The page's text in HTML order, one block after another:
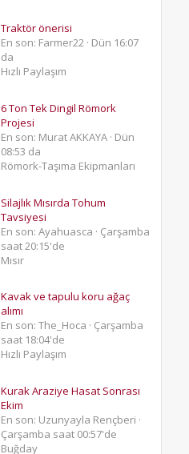
Traktör önerisi
En son: Farmer22 Dün 16:07
da
Hızlı Paylaşım
6 Ton Tek Dingil Römork
Projesi
En son: Murat AKKAYA Dün
08:53 da
Römork-Taşıma Ekipmanları
Silajlık Mısırda Tohum
Tavsiyesi
En son: Ayahuasca
Çarşamba
saat 20:15'de
Mısır
Kavak ve tapulu koru ağaç
alımı
En son: The_Hoca
Çarşamba
saat 18:04'de
Hızlı Paylaşım
Kurak Araziye Hasat Sonrası
Ekim
En son: Uzunyayla Rençberi
Çarşamba saat 00:57'de
Buğday